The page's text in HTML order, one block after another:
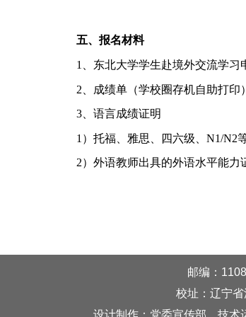
五、 报名材料
1、 东北大学学生赴境外交流学习
2、成绩单（学校圈存机自助打印）
3、语言成绩证明
1）托福、雅思、四六级、 N1/N2
2）外语教师出具的外语水平能力
邮编：
校址：辽宁
设计制作：党委宣传部，技术